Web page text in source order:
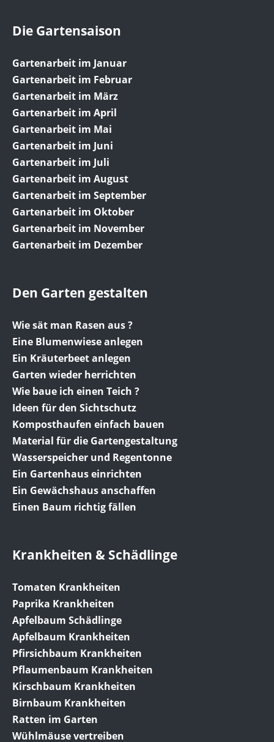
Die Gartensaison
Gartenarbeit im Januar
Gartenarbeit im Februar
Gartenarbeit im März
Gartenarbeit im April
Gartenarbeit im Mai
Gartenarbeit im Juni
Gartenarbeit im Juli
Gartenarbeit im August
Gartenarbeit im September
Gartenarbeit im Oktober
Gartenarbeit im November
Gartenarbeit im Dezember
Den Garten gestalten
Wie sät man Rasen aus ?
Eine Blumenwiese anlegen
Ein Kräuterbeet anlegen
Garten wieder herrichten
Wie baue ich einen Teich ?
Ideen für den Sichtschutz
Komposthaufen einfach bauen
Material für die Gartengestaltung
Wasserspeicher und Regentonne
Ein Gartenhaus einrichten
Ein Gewächshaus anschaffen
Einen Baum richtig fällen
Krankheiten & Schädlinge
Tomaten Krankheiten
Paprika Krankheiten
Apfelbaum Schädlinge
Apfelbaum Krankheiten
Pfirsichbaum Krankheiten
Pflaumenbaum Krankheiten
Kirschbaum Krankheiten
Birnbaum Krankheiten
Ratten im Garten
Wühlmäuse vertreiben